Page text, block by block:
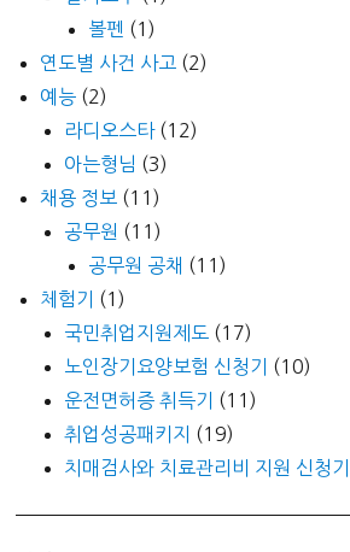
볼펜 (1)
연도별 사건 사고 (2)
예능 (2)
라디오스타(12)
아는형님 (3)
채용 정보 (11)
공무원 (11)
공무원 공채 (11)
체험기
(1)
국민취업지원제도 (17)
노인장기요양보험 신청기
(10)
운전면허증 취득기
(11)
취업성공패키지
(19)
치매검사와 치료관리비 지원 신청기